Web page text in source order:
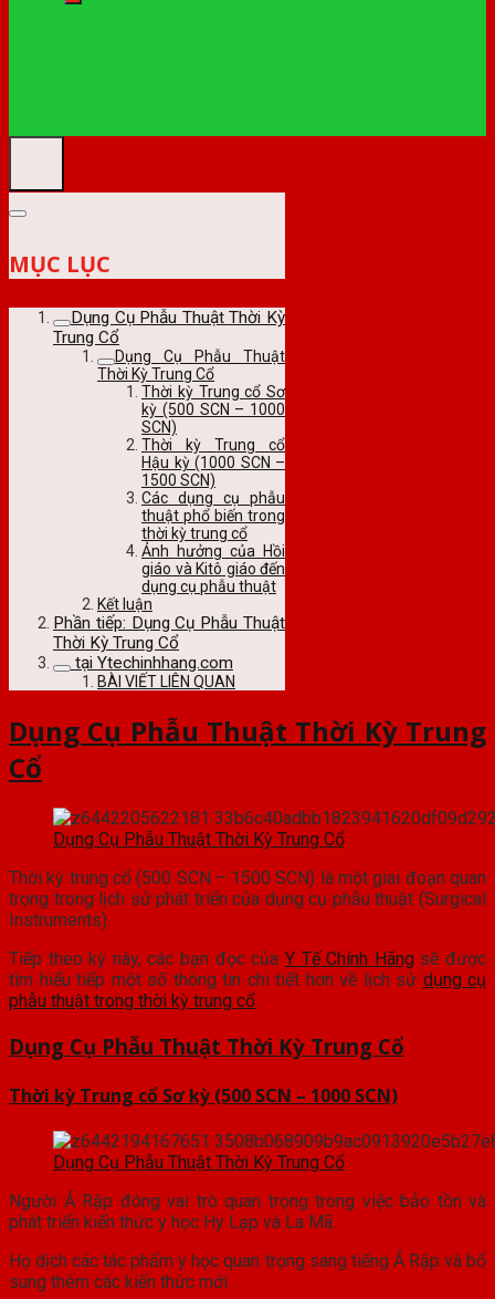
MỤC LỤC
Dụng Cụ Phẫu Thuật Thời Kỳ
Trung Cổ
Dụng Cụ Phẫu Thuật
Thời Kỳ Trung Cổ
Thời kỳ Trung cổ Sơ
kỳ (500 SCN – 1000
SCN)
Thời kỳ Trung cổ
Hậu kỳ (1000 SCN –
1500 SCN)
Các dụng cụ phẫu
thuật phổ biến trong
thời kỳ trung cổ
Ảnh hưởng của Hồi
giáo và Kitô giáo đến
dụng cụ phẫu thuật
Kết luận
Phần tiếp: Dụng Cụ Phẫu Thuật
Thời Kỳ Trung Cổ
tại Ytechinhhang.com
BÀI VIẾT LIÊN QUAN
Dụng Cụ Phẫu Thuật Thời Kỳ Trung
Cổ
Dụng Cụ Phẫu Thuật Thời Kỳ Trung Cổ
Thời kỳ trung cổ (500 SCN – 1500 SCN) là một giai đoạn quan
trọng trong lịch sử phát triển của dụng cụ phẫu thuật (Surgical
Instruments).
Tiếp theo kỳ này, các bạn đọc của Y Tế Chính Hãngsẽ được
tìm hiểu tiếp một số thông tin chi tiết hơn về lịch sử dụng cụ
phẫu thuật trong thời kỳ trung cổ.
Dụng Cụ Phẫu Thuật Thời Kỳ Trung Cổ
Thời kỳ Trung cổ Sơ kỳ (500 SCN – 1000 SCN)
Dụng Cụ Phẫu Thuật Thời Kỳ Trung Cổ
Người Ả Rập đóng vai trò quan trọng trong việc bảo tồn và
phát triển kiến thức y học Hy Lạp và La Mã.
Họ dịch các tác phẩm y học quan trọng sang tiếng Ả Rập và bổ
sung thêm các kiến thức mới.